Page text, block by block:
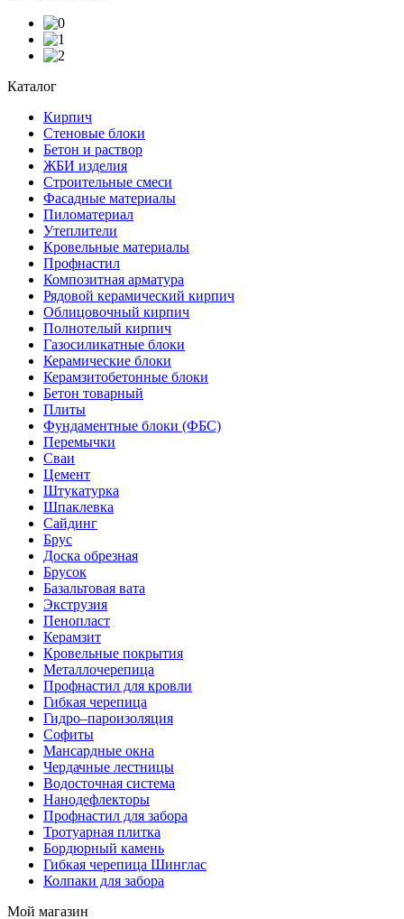
Каталог
Кирпич
Стеновые блоки
Бетон и раствор
ЖБИ изделия
Строительные смеси
Фасадные материалы
Пиломатериал
Утеплители
Кровельные материалы
Профнастил
Композитная арматура
Рядовой керамический кирпич
Облицовочный кирпич
Полнотелый кирпич
Газосиликатные блоки
Керамические блоки
Керамзитобетонные блоки
Бетон товарный
Плиты
Фундаментные блоки (ФБС)
Перемычки
Сваи
Цемент
Штукатурка
Шпаклевка
Сайдинг
Брус
Доска обрезная
Брусок
Базальтовая вата
Экструзия
Пенопласт
Керамзит
Кровельные покрытия
Металлочерепица
Профнастил для кровли
Гибкая черепица
Гидро–пароизоляция
Софиты
Мансардные окна
Чердачные лестницы
Водосточная система
Нанодефлекторы
Профнастил для забора
Тротуарная плитка
Бордюрный камень
Гибкая черепица Шинглас
Колпаки для забора
Мой магазин